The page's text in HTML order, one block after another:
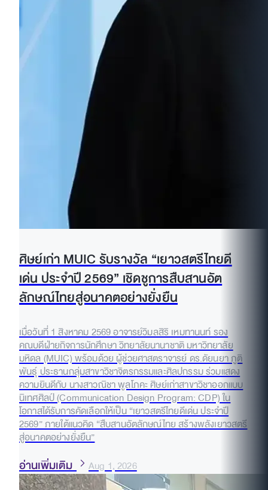
ศิษย์เก่า MUIC รับรางวัล “เยาวสตรีไทยดี
เด่น ประจำปี 2569” เชิดชูการสืบสานอัต
ลักษณ์ไทยสู่อนาคตอย่างยั่งยืน
เมื่อวันที่ 1 สิงหาคม 2569 อาจารย์วิมลสิริ เหมทานนท์ รอง
คณบดีฝ่ายกิจการนักศึกษา วิทยาลัยนานาชาติ มหาวิทยาลัย
มหิดล (MUIC) พร้อมด้วย ผู้ช่วยศาสตราจารย์ ดร.ดัยนยา ภูติ
พันธุ์ ประธานกลุ่มสาขาวิชาจิตรกรรมและศิลปกรรม ร่วมแสดง
ความยินดีกับ นางสาวณิชา พูลโภคะ ศิษย์เก่าสาขาวิชาออกแบบ
นิเทศศิลป์ (Communication Design Program: CDP) ใน
โอกาสได้รับการคัดเลือกให้เป็น “เยาวสตรีไทยดีเด่น ประจำปี
2569” ภายใต้แนวคิด “สืบสานอัตลักษณ์ไทย สร้างพลังเยาวสตรี
สู่อนาคตอย่างยั่งยืน”
อ่านเพิ่มเติม Aug 1, 2026